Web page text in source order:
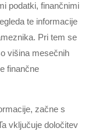
podatki, finančnimi
te informacije
Pri tem se
višina mesečnih
finančne
začne s
vključuje določitev